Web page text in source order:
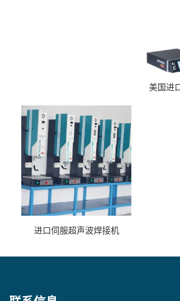
美国进
进口伺服超声波焊接机